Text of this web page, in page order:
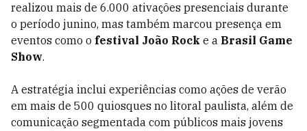
realizou mais de 6.000 ativações presenciais durante
o período junino, mas também marcou presença em
eventos como o festival João Rock e a Brasil Game
Show.
A estratégia inclui experiências como ações de verão
em mais de 500 quiosques no litoral paulista, além de
comunicação segmentada com públicos mais jovens